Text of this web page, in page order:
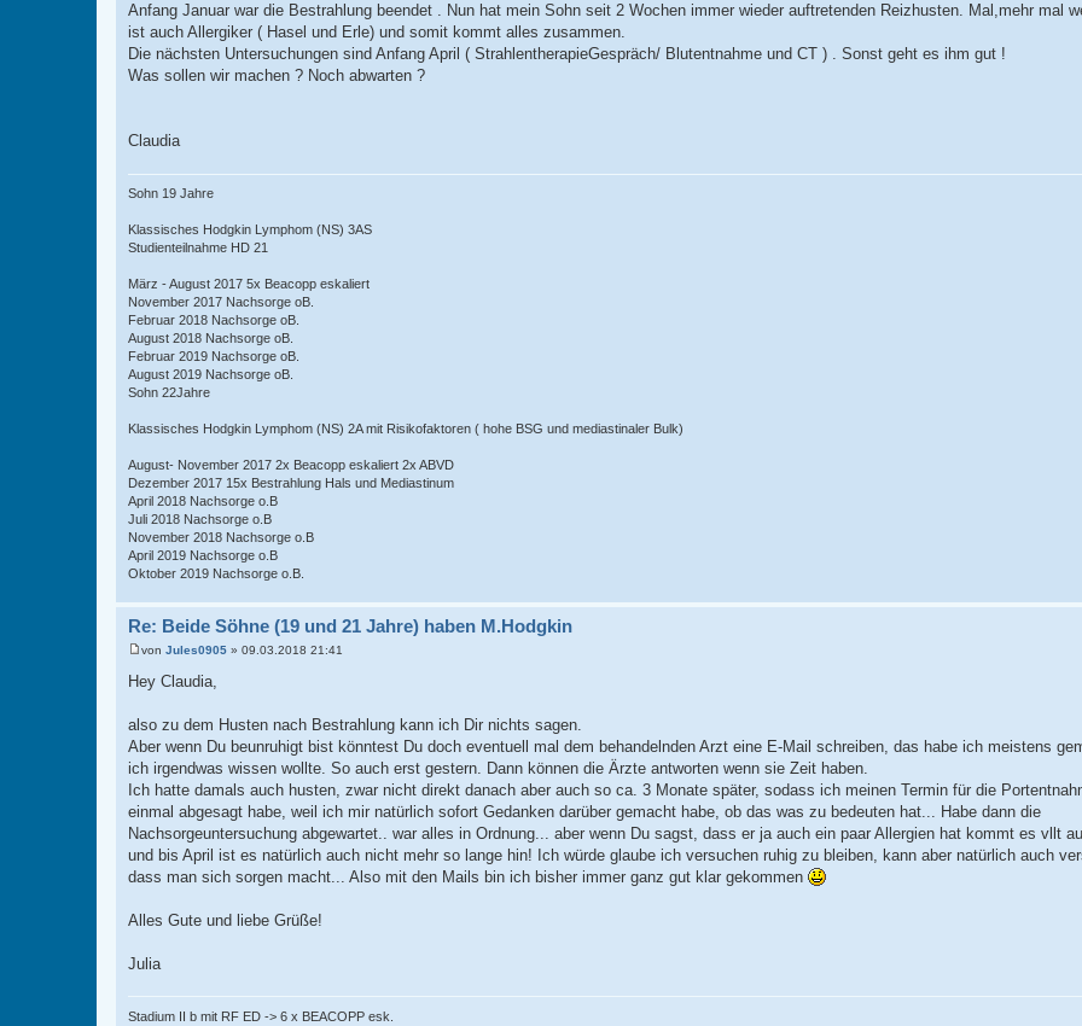
a
g
Anfang Januar war die Bestrahlung beendet . Nun hat mein Sohn seit 2 Wochen immer wieder auftretenden Reizhusten. Mal,mehr mal
ist auch Allergiker ( Hasel und Erle) und somit kommt alles zusammen.
Die nächsten Untersuchungen sind Anfang April ( StrahlentherapieGespräch/ Blutentnahme und CT ) . Sonst geht es ihm gut !
Was sollen wir machen ? Noch abwarten ?
Claudia
Sohn 19 Jahre
Klassisches Hodgkin Lymphom (NS) 3AS
Studienteilnahme HD 21
März - August 2017 5x Beacopp eskaliert
November 2017 Nachsorge oB.
Februar 2018 Nachsorge oB.
August 2018 Nachsorge oB.
Februar 2019 Nachsorge oB.
August 2019 Nachsorge oB.
Sohn 22Jahre
Klassisches Hodgkin Lymphom (NS) 2A mit Risikofaktoren ( hohe BSG und mediastinaler Bulk)
August- November 2017 2x Beacopp eskaliert 2x ABVD
Dezember 2017 15x Bestrahlung Hals und Mediastinum
April 2018 Nachsorge o.B
Juli 2018 Nachsorge o.B
November 2018 Nachsorge o.B
April 2019 Nachsorge o.B
Oktober 2019 Nachsorge o.B.
Re: Beide Söhne (19 und 21 Jahre) haben M.Hodgkin
i
a
g
von Jules0905 » 09.03.2018 21:41
Hey Claudia,
also zu dem Husten nach Bestrahlung kann ich Dir nichts sagen.
Aber wenn Du beunruhigt bist könntest Du doch eventuell mal dem behandelnden Arzt eine E-Mail schreiben, das habe ich meistens
ich irgendwas wissen wollte. So auch erst gestern. Dann können die Ärzte antworten wenn sie Zeit haben.
Ich hatte damals auch husten, zwar nicht direkt danach aber auch so ca. 3 Monate später, sodass ich meinen Termin für die
einmal abgesagt habe, weil ich mir natürlich sofort Gedanken darüber gemacht habe, ob das was zu bedeuten hat... Habe dann die
Nachsorgeuntersuchung abgewartet.. war alles in Ordnung... aber wenn Du sagst, dass er ja auch ein paar Allergien hat kommt es vllt
und bis April ist es natürlich auch nicht mehr so lange hin! Ich würde glaube ich versuchen ruhig zu bleiben, kann aber natürlich auch
dass man sich sorgen macht... Also mit den Mails bin ich bisher immer ganz gut klar gekommen
Alles Gute und liebe Grüße!
Julia
Stadium II b mit RF ED -> 6 x BEACOPP esk.